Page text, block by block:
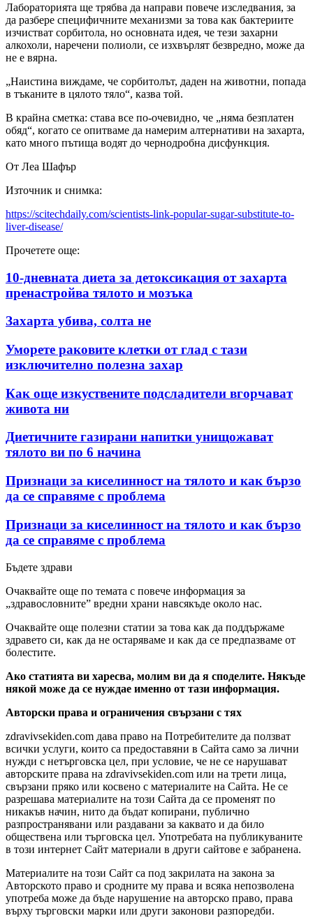
Лабораторията ще трябва да направи повече изследвания, за
да разбере специфичните механизми за това как бактериите
изчистват сорбитола, но основната идея, че тези захарни
алкохоли, наречени полиоли, се изхвърлят безвредно, може да
не е вярна.
„Наистина виждаме, че сорбитолът, даден на животни, попада
в тъканите в цялото тяло“, казва той.
В крайна сметка: става все по-очевидно, че „няма безплатен
обяд“, когато се опитваме да намерим алтернативи на захарта,
като много пътища водят до чернодробна дисфункция.
От Леа Шафър
Източник и снимка:
https://scitechdaily.com/scientists-link-popular-sugar-substitute-to-
liver-disease/
Прочетете още:
10-дневната диета за детоксикация от захарта
пренастройва тялото и мозъка
Захарта убива, солта не
Уморете раковите клетки от глад с тази
изключително полезна захар
Как още изкуствените подсладители вгорчават
живота ни
Диетичните газирани напитки унищожават
тялото ви по 6 начина
Признаци за киселинност на тялото и как бързо
да се справяме с проблема
Признаци за киселинност на тялото и как бързо
да се справяме с проблема
Бъдете здрави
Очаквайте още по темата с повече информация за
„здравословните” вредни храни навсякъде около нас.
Очаквайте още полезни статии за това как да поддържаме
здравето си, как да не остаряваме и как да се предпазваме от
болестите.
Ако статията ви харесва, молим ви да я споделите. Някъде
някой може да се нуждае именно от тази информация.
Авторски права и ограничения свързани с тях
zdravivsekiden.com дава право на Потребителите да ползват
всички услуги, които са предоставяни в Сайта само за лични
нужди с нетърговска цел, при условие, че не се нарушават
авторските права на zdravivsekiden.com или на трети лица,
свързани пряко или косвено с материалите на Сайта. Не се
разрешава материалите на този Сайта да се променят по
никакъв начин, нито да бъдат копирани, публично
разпространявани или раздавани за каквато и да било
обществена или търговска цел. Употребата на публикуваните
в този интернет Сайт материали в други сайтове е забранена.
Материалите на този Сайт са под закрилата на закона за
Авторското право и сродните му права и всяка непозволена
употреба може да бъде нарушение на авторско право, права
върху търговски марки или други законови разпоредби.